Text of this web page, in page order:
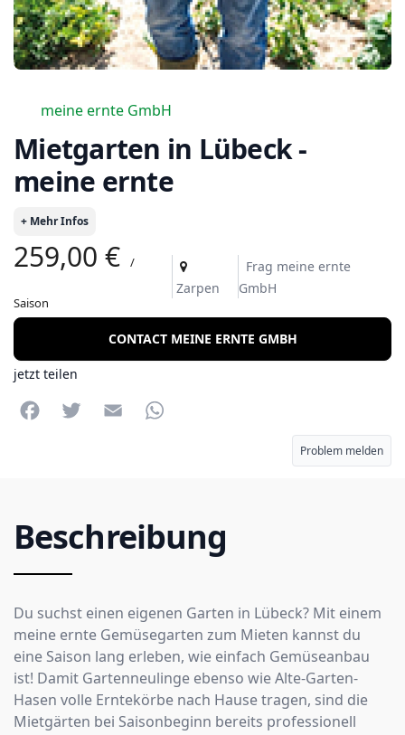
meine ernte GmbH
Mietgarten in Lübeck -
meine ernte
+ Mehr Infos
Zarpen
259,00 € /
Saison
Frag meine ernte
GmbH
CONTACT MEINE ERNTE GMBH
jetzt teilen
FacebookTwitter Email
Problem melden
Beschreibung
Du suchst einen eigenen Garten in Lübeck? Mit einem
meine ernte Gemüsegarten zum Mieten kannst du
eine Saison lang erleben, wie einfach Gemüseanbau
ist! Damit Gartenneulinge ebenso wie Alte-Garten-
Hasen volle Erntekörbe nach Hause tragen, sind die
Mietgärten bei Saisonbeginn bereits professionell